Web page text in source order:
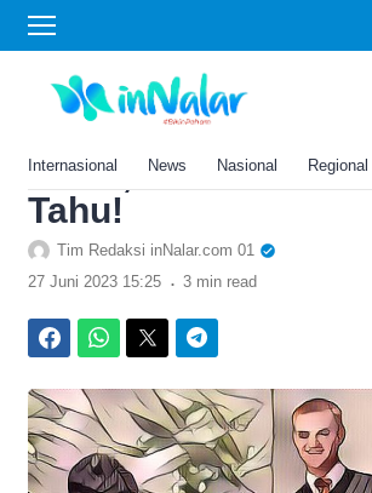
Internasional News Nasional Regional
Home›Bola
6 Hal yang Wajib
Kamu Lakukan saat
Muda, Lulusan
Tahu!
Tim Redaksi inNalar.com 01
27 Juni 2023 15:25 . 3 min read